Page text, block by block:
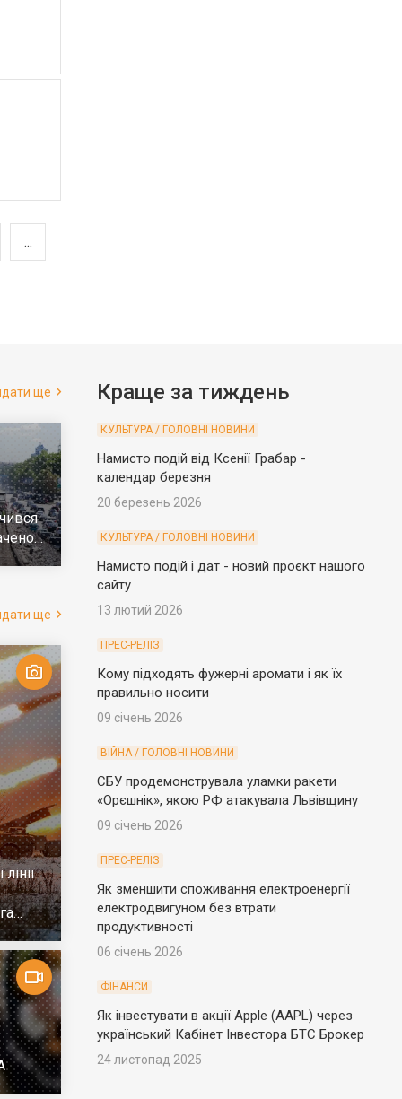
...
ще
ще
Краще за тиждень
КУЛЬТУРА / ГОЛОВНІ НОВИНИ
Намисто подій від Ксенії Грабар -
календар березня
20 березень 2026
КУЛЬТУРА / ГОЛОВНІ НОВИНИ
Намисто подій і дат - новий проєкт нашого
сайту
13 лютий 2026
ПРЕС-РЕЛІЗ
Кому підходять фужерні аромати і як їх
правильно носити
09 січень 2026
ВІЙНА / ГОЛОВНІ НОВИНИ
СБУ продемонструвала уламки ракети
«Орєшнік», якою РФ атакувала Львівщину
09 січень 2026
ПРЕС-РЕЛІЗ
Як зменшити споживання електроенергії
електродвигуном без втрати
продуктивності
06 січень 2026
ФІНАНСИ
Як інвестувати в акції Apple (AAPL) через
український Кабінет Інвестора БТС Брокер
24 листопад 2025